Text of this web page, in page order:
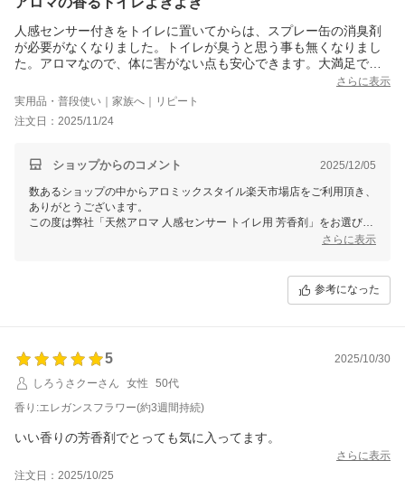
人感センサー付きをトイレに置いてからは、スプレー缶の消臭剤
が必要がなくなりました。トイレが臭うと思う事も無くなりまし
た。アロマなので、体に害がない点も安心できます。大満足で
さらに表示
実用品・普段使い｜家族へ｜リピート
注文日：2025/11/24
ショップからのコメント 2025/12/05
数あるショップの中からアロミックスタイル楽天市場店をご利用頂き、
ありがとうございます。
この度は弊社「天然アロマ 人感センサー トイレ用 芳香剤」をお選びい
ただきありがとうございます。人感センサーにより消臭スプレーが不要
徴をしっかり感じていただけたようで幸いです。これからも心地よい空
さらに表示
参考になった
5
2025/10/30
しろうさクーさん
女性
50代
香り:エレガンスフラワー(約3週間持続)
いい香りの芳香剤でとっても気に入ってます。
さらに表示
注文日：2025/10/25